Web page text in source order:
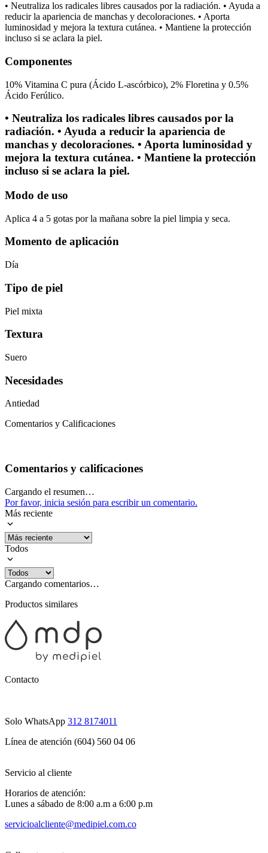
• Neutraliza los radicales libres causados por la radiación. • Ayuda a
reducir la apariencia de manchas y decoloraciones. • Aporta
luminosidad y mejora la textura cutánea. • Mantiene la protección
incluso si se aclara la piel.
Componentes
10% Vitamina C pura (Ácido L-ascórbico), 2% Floretina y 0.5%
Ácido Ferúlico.
• Neutraliza los radicales libres causados por la
radiación. • Ayuda a reducir la apariencia de
manchas y decoloraciones. • Aporta luminosidad y
mejora la textura cutánea. • Mantiene la protección
incluso si se aclara la piel.
Modo de uso
Aplica 4 a 5 gotas por la mañana sobre la piel limpia y seca.
Momento de aplicación
Día
Tipo de piel
Piel mixta
Textura
Suero
Necesidades
Antiedad
Comentarios y Calificaciones
Comentarios y calificaciones
Cargando el resumen…
Por favor, inicia sesión para escribir un comentario.
Más reciente
Todos
Cargando comentarios…
Productos similares
Contacto
Solo WhatsApp 312 8174011
Línea de atención (604) 560 04 06
Servicio al cliente
Horarios de atención:
Lunes a sábado de 8:00 a.m a 6:00 p.m
servicioalcliente@medipiel.com.co